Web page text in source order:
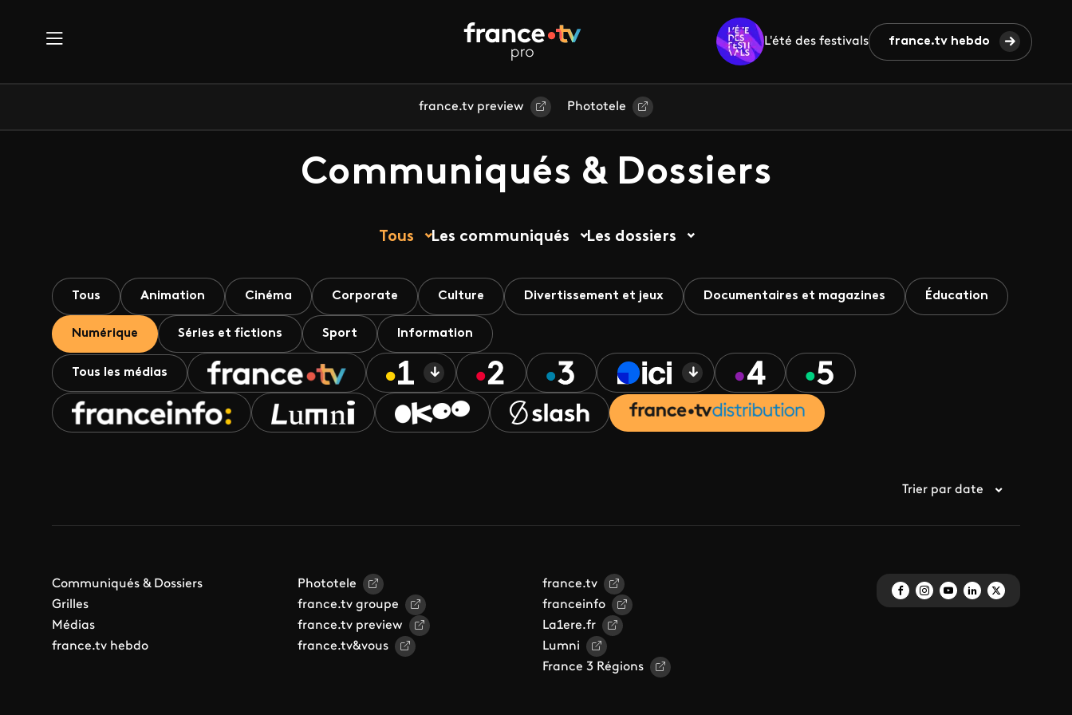
L'été des festivals france.tv hebdo
france.tv preview Phototele
Communiqués & Dossiers
Tous Les communiqués Les dossiers
Tous Animation Cinéma Corporate Culture Divertissement et jeux Documentaires et magazines Éducation
Numérique Séries et fictions Sport Information
Tous les médias
Trier par date
Communiqués & Dossiers
Grilles
Médias
france.tv hebdo
Phototele
france.tv groupe
france.tv preview
france.tv&vous
france.tv
franceinfo
La1ere.fr
Lumni
France 3 Régions